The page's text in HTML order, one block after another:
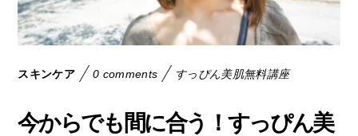
スキンケア 0 comments すっぴん美肌無料講座
今からでも間に合う！すっぴん美